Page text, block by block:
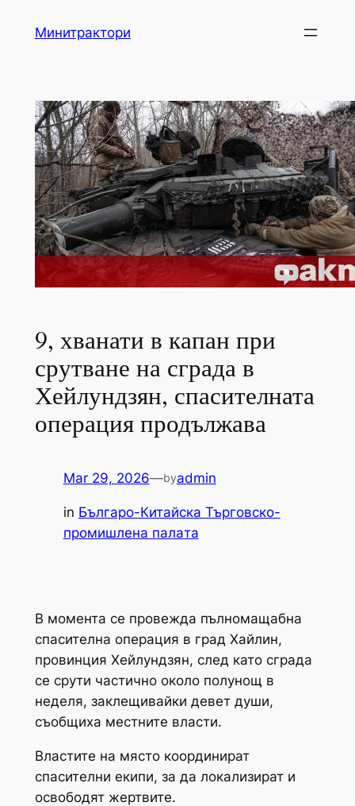
Минитрактори
9, хванати в капан при
срутване на сграда в
Хейлундзян, спасителната
операция продължава
Mar 29, 2026—byadmin
in Българо-Китайска Търговско-
промишлена палaта
В момента се провежда пълномащабна
спасителна операция в град Хайлин,
провинция Хейлундзян, след като сграда
се срути частично около полунощ в
неделя, заклещивайки девет души,
съобщиха местните власти.
Властите на място координират
спасителни екипи, за да локализират и
освободят жертвите.